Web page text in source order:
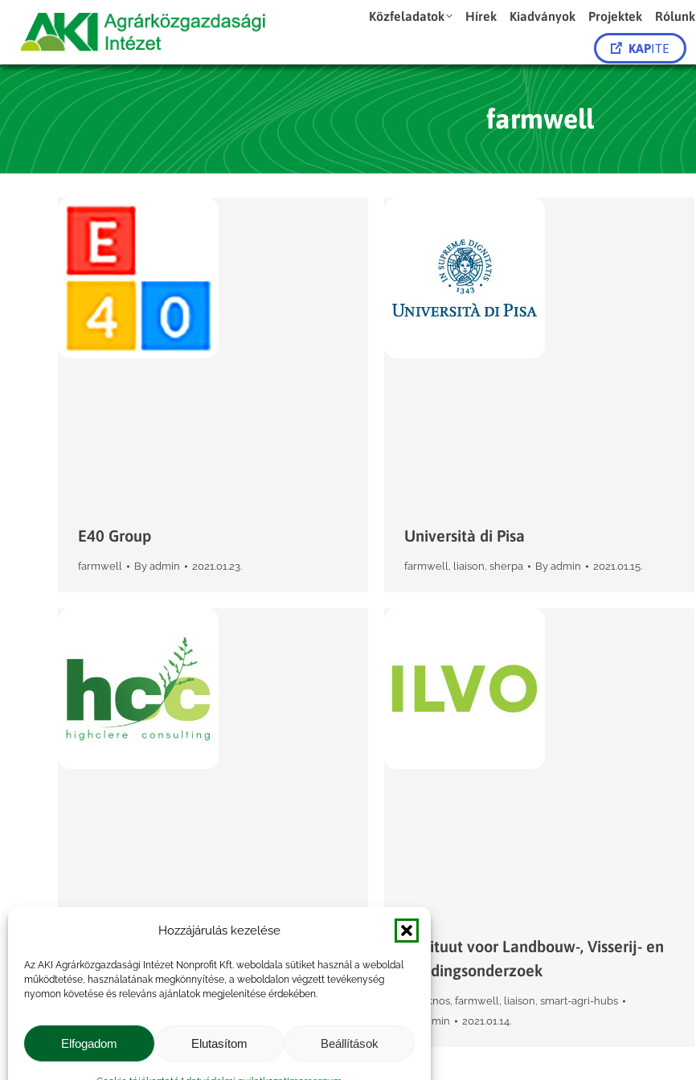
Hozzájárulás kezelése
Az AKI Agrárközgazdasági Intézet Nonprofit Kft. weboldala sütiket használ a weboldal
működtetése, használatának megkönnyítése, a weboldalon végzett tevékenység
nyomon követése és releváns ajánlatok megjelenítése érdekében.
Elfogadom Elutasítom Beállítások
Közfeladatok Hírek Kiadványok Projektek Rólunk
KAPITE
farmwell
E40 Group
farmwell By admin 2021.01.23.
Università di Pisa
farmwell, liaison, sherpa By admin 2021.01.15.
eureka,farmwell,liaison By admin 2021.01.15.
Instituut voor Landbouw-, Visserij- en
Voedingsonderzoek
euraknos, farmwell, liaison, smart-agri-hubs
admin 2021.01.14.